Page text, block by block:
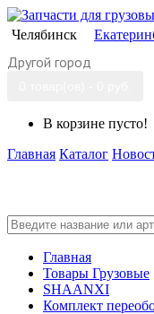
Челябинск
Другой город
В корзине пусто!
Главная Каталог
Главная
Товары Грузовые
SHAANXI
Комплект